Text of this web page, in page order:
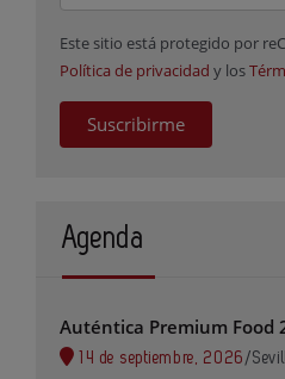
Este sitio está protegido por
Política de privacidad y los
Suscribirme
Agenda
Auténtica Premium Food
14 de septiembre, 2026 /